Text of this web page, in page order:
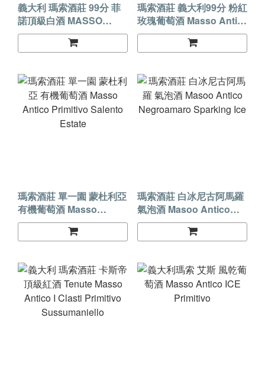
義大利 瑪索酒莊 99分 菲
諾頂級白酒 MASSO
ANTICO FIANO DEL
SALENTO DA UVE
APPASSITE
瑪索酒莊 義大利99分 粉紅
玫瑰葡萄酒 Masso Antio
Primitivo Rose
瑪索酒莊 單一園 蒙杜利亞
有機葡萄酒 Masso
Antico Primitivo Salento
瑪索酒莊 白冰尼古阿馬羅
氣泡酒 Masoo Antico
Negroamaro Sparking